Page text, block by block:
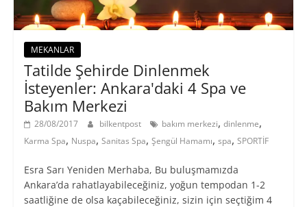
MEKANLAR
Tatilde Şehirde Dinlenmek
İsteyenler: Ankara'daki 4 Spa ve
Bakım Merkezi
28/08/2017 bilkentpost bakım merkezi, dinlenme,
Karma Spa, Nuspa, Sanitas Spa, Şengül Hamamı, spa, SPORTİF
Esra Sarı Yeniden Merhaba, Bu buluşmamızda
Ankara’da rahatlayabileceğiniz, yoğun tempodan 1-2
saatliğine de olsa kaçabileceğiniz, sizin için seçtiğim 4